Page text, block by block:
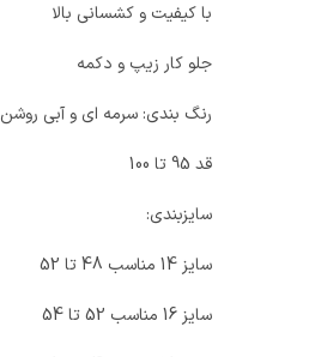
با کیفیت و کشسانی بالا
جلو کار زیپ و دکمه
رنگ بندی: سرمه ای و آبی روشن
قد 95 تا 100
سایزبندی:
سایز 14 مناسب 48 تا 52
سایز 16 مناسب 52 تا 54